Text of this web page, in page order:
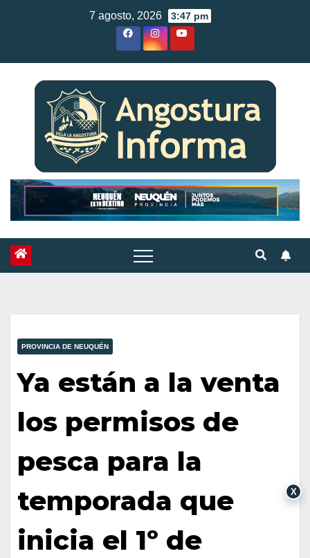
7 agosto, 2026 3:47 pm
PROVINCIA DE NEUQUÉN
Ya están a la venta
los permisos de
pesca para la
temporada que
inicia el 1º de
X